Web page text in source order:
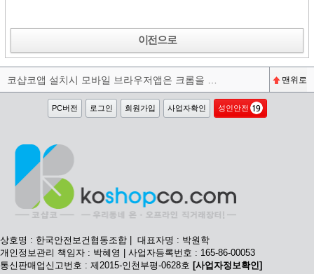
이전으로
맨위로
PC버전 로그인 회원가입 사업자확인 성인안전
상호명 : 한국안전보건협동조합 | 대표자명 : 박원학
개인정보관리 책임자 : 박혜영 | 사업자등록번호 : 165-86-00053
통신판매업신고번호 : 제2015-인천부평-0628호 [사업자정보확인]